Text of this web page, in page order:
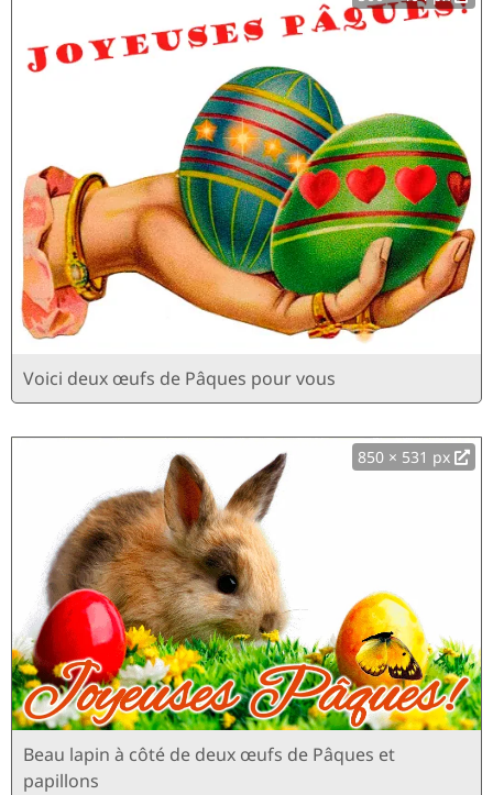
Voici deux œufs de Pâques pour vous
850 × 531 px
Beau lapin à côté de deux œufs de Pâques et
papillons